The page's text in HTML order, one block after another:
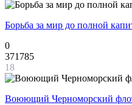
Борьба за мир до полной
0
371785
18
Воюющий Черноморский